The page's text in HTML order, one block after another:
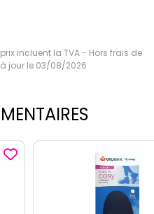
incluent la TVA - Hors frais de
jour le 03/08/2026